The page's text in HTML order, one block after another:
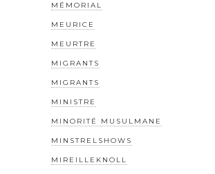
MÉMORIAL
MEURICE
MEURTRE
MIGRANTS
MIGRANTS
MINISTRE
MINORITÉ MUSULMANE
MINSTRELSHOWS
MIREILLEKNOLL